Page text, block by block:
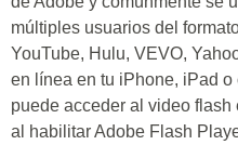
múltiples usuarios del
YouTube, Hulu, VEVO,
en línea en tu iPhone, iPad
puede acceder al video
al habilitar Adobe Flash